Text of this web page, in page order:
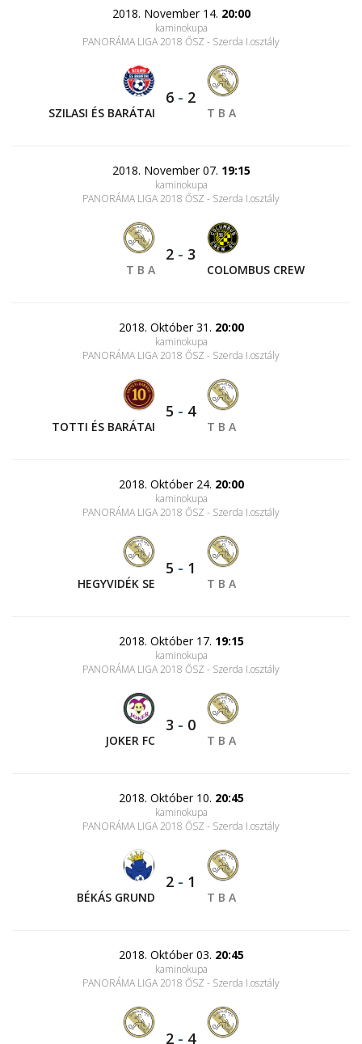
2018. November 14. 20:00
kaminokupa
PANORÁMA LIGA 2018 ŐSZ - Szerda I.osztály
SZILASI ÉS BARÁTAI
6 - 2
T B A
2018. November 07. 19:15
kaminokupa
PANORÁMA LIGA 2018 ŐSZ - Szerda I.osztály
T B A
2 - 3
COLOMBUS CREW
2018. Október 31. 20:00
kaminokupa
PANORÁMA LIGA 2018 ŐSZ - Szerda I.osztály
TOTTI ÉS BARÁTAI
5 - 4
T B A
2018. Október 24. 20:00
kaminokupa
PANORÁMA LIGA 2018 ŐSZ - Szerda I.osztály
HEGYVIDÉK SE
5 - 1
T B A
2018. Október 17. 19:15
kaminokupa
PANORÁMA LIGA 2018 ŐSZ - Szerda I.osztály
JOKER FC
3 - 0
T B A
2018. Október 10. 20:45
kaminokupa
PANORÁMA LIGA 2018 ŐSZ - Szerda I.osztály
BÉKÁS GRUND
2 - 1
T B A
2018. Október 03. 20:45
kaminokupa
PANORÁMA LIGA 2018 ŐSZ - Szerda I.osztály
2 - 4